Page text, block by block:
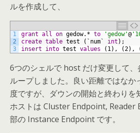
ルを作成して、
1
2
3
grant all on gedow.* to 'gedow'@
create table test (`num` int );
insert
into test values (1), (2),
6つのシェルで host だけ変更して、
ループしました。良い距離ではなか
度ですが、ダウンの開始と終わりを
ホストは Cluster Endpoint, Reader
部の Instance Endpoint です。